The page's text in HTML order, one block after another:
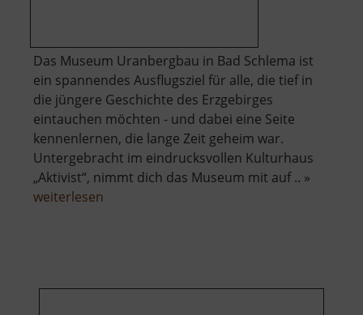
Das Museum Uranbergbau in Bad Schlema ist
ein spannendes Ausflugsziel für alle, die tief in
die jüngere Geschichte des Erzgebirges
eintauchen möchten - und dabei eine Seite
kennenlernen, die lange Zeit geheim war.
Untergebracht im eindrucksvollen Kulturhaus
„Aktivist“, nimmt dich das Museum mit auf .. »
weiterlesen